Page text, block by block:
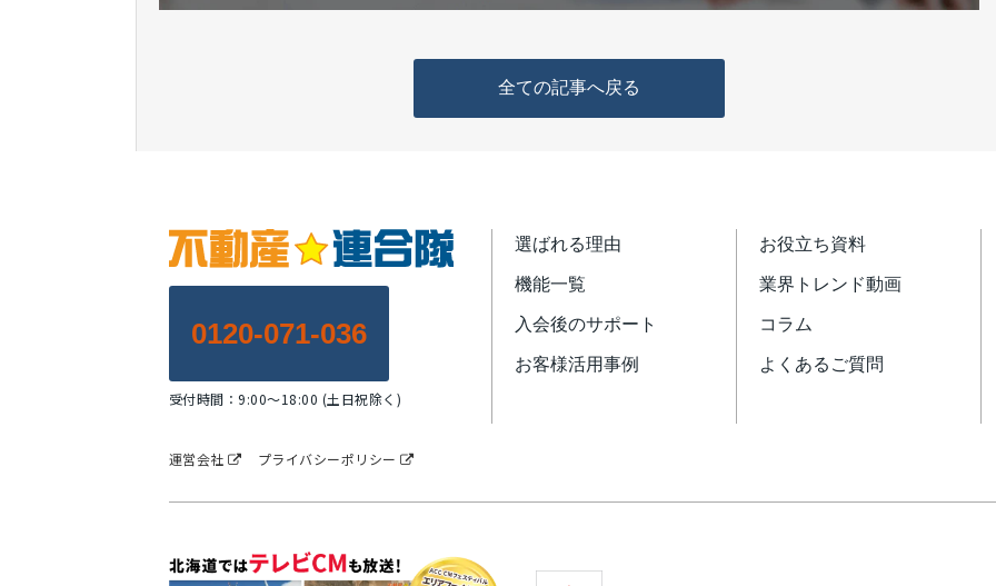
全ての記事へ戻る
0120-071-036
受付時間：9:00～18:00 (土日祝除く)
選ばれる理由
機能一覧
入会後のサポート
お客様活用事例
お役立ち資料
業界トレンド動画
コラム
よくあるご質問
運営会社 プライバシーポリシー